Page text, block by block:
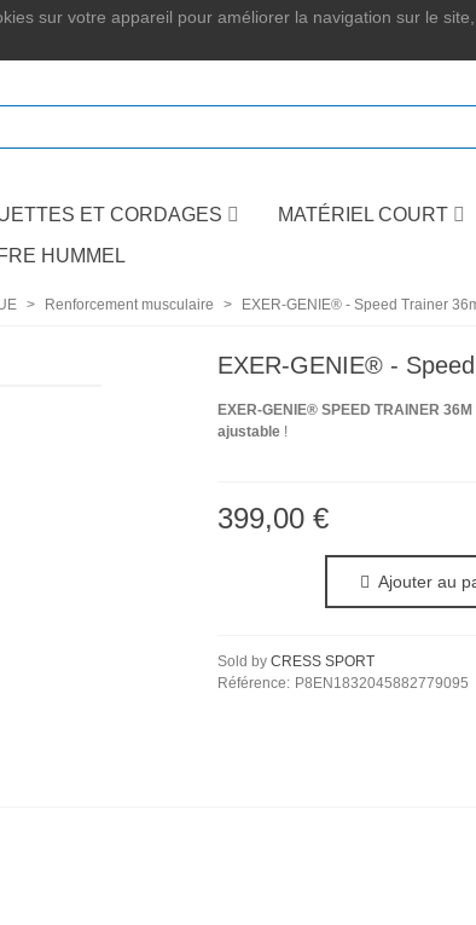
sur votre appareil pour améliorer la navigation sur le
ET CORDAGES MATÉRIEL COURT
HUMMEL
> Renforcement musculaire > EXER-GENIE® - Speed Trainer
EXER-GENIE® -
EXER-GENIE® SPEED TRAINER 36M
ajustable !
399,00 €
Ajouter au
Sold by CRESS SPORT
Référence: P8EN1832045882779095